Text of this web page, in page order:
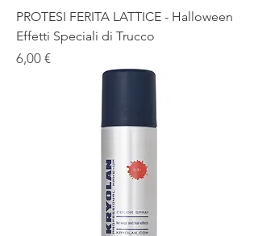
PROTESI FERITA LATTICE - Halloween
Effetti Speciali di Trucco
Prezzo
6,00 €